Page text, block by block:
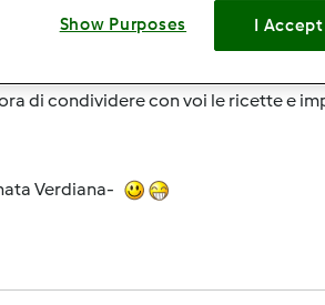
e tutti, mi sono appena registrata e
di condividere con voi le ricette e
Verdiana-
Show Purposes I Accept